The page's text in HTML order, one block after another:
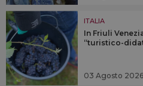
ITALIA
In Friuli
“turistico-
03 Agosto 2026